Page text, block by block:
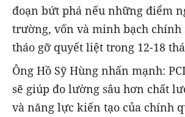
đoạn bứt phá nếu những điểm
trường, vốn và minh bạch chính
tháo gỡ quyết liệt trong 12-18
Ông Hồ Sỹ Hùng nhấn mạnh:
sẽ giúp đo lường sâu hơn chất
và năng lực kiến tạo của chính